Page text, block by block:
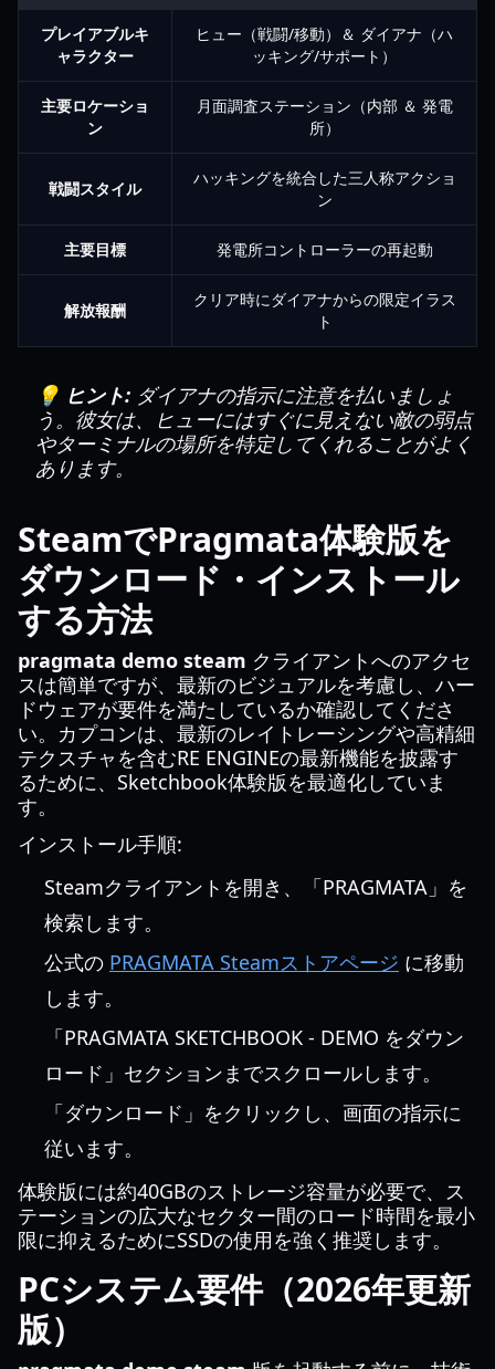
プレイアブルキ
ャラクター
ヒュー（戦闘/移動）＆ ダイアナ（ハ
ッキング/サポート）
主要ロケーショ
ン
月面調査ステーション（内部 ＆ 発電
所）
戦闘スタイル
ハッキングを統合した三人称アクショ
ン
主要目標 発電所コントローラーの再起動
解放報酬
クリア時にダイアナからの限定イラス
ト
💡 ヒント: ダイアナの指示に注意を払いましょ
う。彼女は、ヒューにはすぐに見えない敵の弱点
やターミナルの場所を特定してくれることがよく
あります。
SteamでPragmata体験版を
ダウンロード・インストール
する方法
pragmata demo steam クライアントへのアクセ
スは簡単ですが、最新のビジュアルを考慮し、ハー
ドウェアが要件を満たしているか確認してくださ
い。カプコンは、最新のレイトレーシングや高精細
テクスチャを含むRE ENGINEの最新機能を披露す
るために、Sketchbook体験版を最適化していま
す。
インストール手順:
Steamクライアントを開き、「PRAGMATA」を
検索します。
公式の PRAGMATA Steamストアページ に移動
します。
「PRAGMATA SKETCHBOOK - DEMO をダウン
ロード」セクションまでスクロールします。
「ダウンロード」をクリックし、画面の指示に
従います。
体験版には約40GBのストレージ容量が必要で、ス
テーションの広大なセクター間のロード時間を最小
限に抑えるためにSSDの使用を強く推奨します。
PCシステム要件（2026年更新
版）